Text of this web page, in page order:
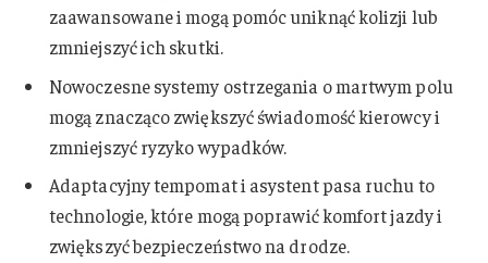
zaawansowane i mogą pomóc uniknąć kolizji lub
zmniejszyć ich skutki.
Nowoczesne systemy ostrzegania o martwym polu
mogą znacząco zwiększyć świadomość kierowcy i
zmniejszyć ryzyko wypadków.
Adaptacyjny tempomat i asystent pasa ruchu to
technologie, które mogą poprawić komfort jazdy i
zwiększyć bezpieczeństwo na drodze.